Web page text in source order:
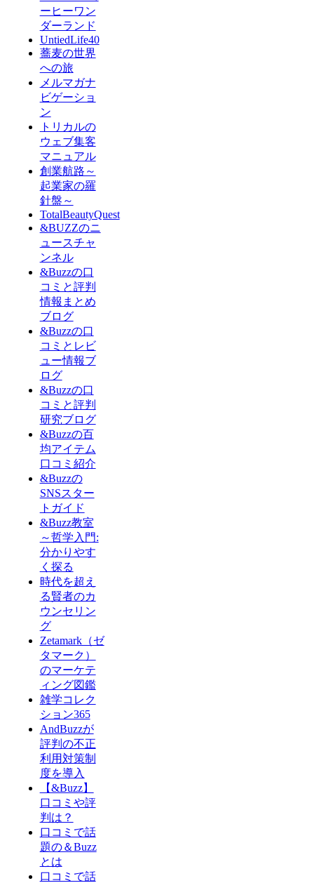
ーヒーワン
ダーランド
UntiedLife40
蕎麦の世界
への旅
メルマガナ
ビゲーショ
ン
トリカルの
ウェブ集客
マニュアル
創業航路～
起業家の羅
針盤～
TotalBeautyQuest
&BUZZのニ
ュースチャ
ンネル
&Buzzの口
コミと評判
情報まとめ
ブログ
&Buzzの口
コミとレビ
ュー情報ブ
ログ
&Buzzの口
コミと評判
研究ブログ
&Buzzの百
均アイテム
口コミ紹介
&Buzzの
SNSスター
トガイド
&Buzz教室
～哲学入門:
分かりやす
く探る
時代を超え
る賢者のカ
ウンセリン
グ
Zetamark（ゼ
タマーク）
のマーケテ
ィング図鑑
雑学コレク
ション365
AndBuzzが
評判の不正
利用対策制
度を導入
【&Buzz】
口コミや評
判は？
口コミで話
題の＆Buzz
とは
口コミで話